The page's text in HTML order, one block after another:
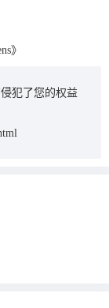
》
犯了您的权益